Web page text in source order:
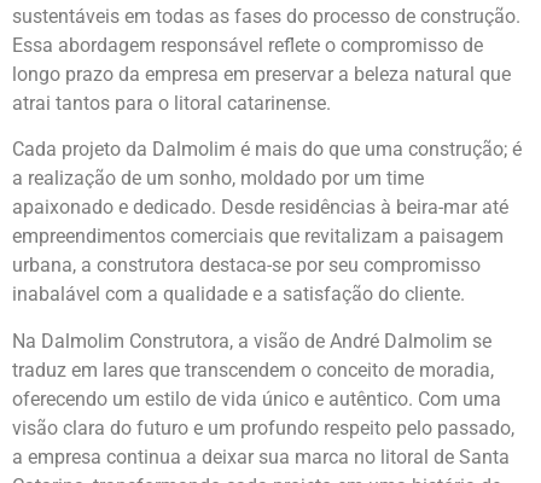
sustentáveis em todas as fases do processo de construção.
Essa abordagem responsável reflete o compromisso de
longo prazo da empresa em preservar a beleza natural que
atrai tantos para o litoral catarinense.
Cada projeto da Dalmolim é mais do que uma construção; é
a realização de um sonho, moldado por um time
apaixonado e dedicado. Desde residências à beira-mar até
empreendimentos comerciais que revitalizam a paisagem
urbana, a construtora destaca-se por seu compromisso
inabalável com a qualidade e a satisfação do cliente.
Na Dalmolim Construtora, a visão de André Dalmolim se
traduz em lares que transcendem o conceito de moradia,
oferecendo um estilo de vida único e autêntico. Com uma
visão clara do futuro e um profundo respeito pelo passado,
a empresa continua a deixar sua marca no litoral de Santa